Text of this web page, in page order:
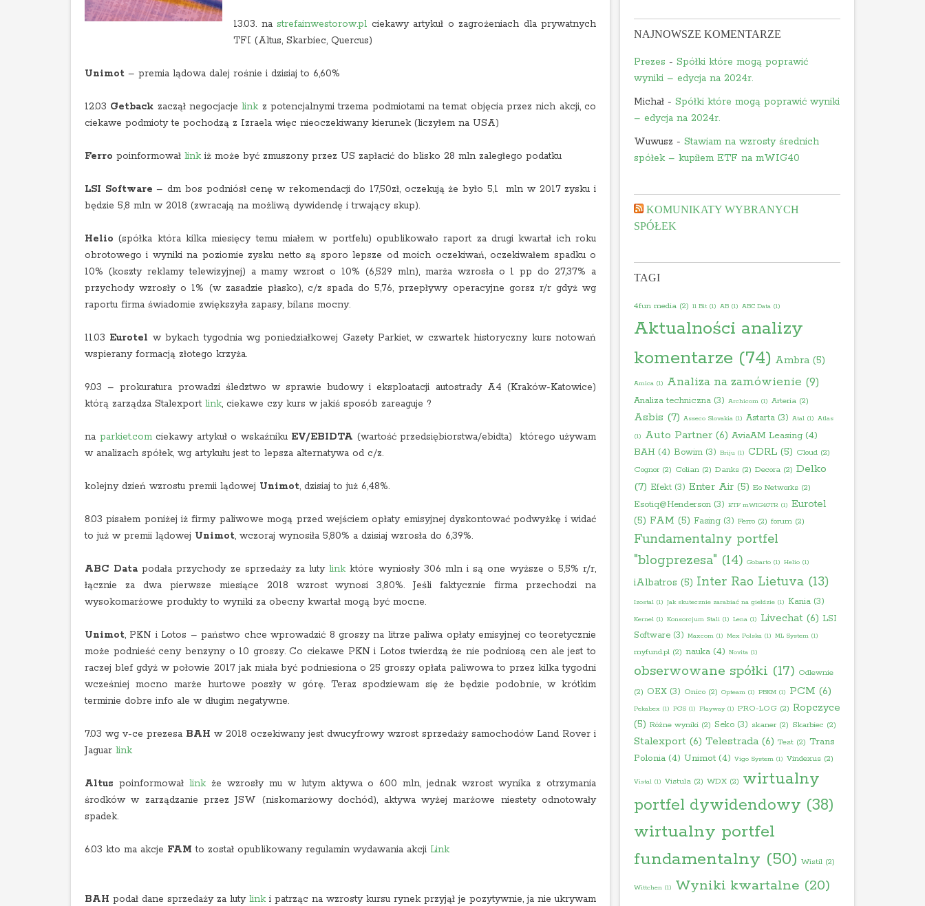
13.03. na strefainwestorow.pl ciekawy artykuł o zagrożeniach dla prywatnych
TFI (Altus, Skarbiec, Quercus)
Unimot – premia lądowa dalej rośnie i dzisiaj to 6,60%
12.03 Getback zaczął negocjacjelinkz potencjalnymi trzema podmiotami na temat objęcia przez nich akcji, co
ciekawe podmioty te pochodzą z Izraela więc nieoczekiwany kierunek (liczyłem na USA)
Ferro poinformował linkiż może być zmuszony przez US zapłacić do blisko 28 mln zaległego podatku
LSI Software– dm bos podniósł cenę w rekomendacji do 17,50zł, oczekują że było 5,1 mln w 2017 zysku i
będzie 5,8 mln w 2018 (zwracają na możliwą dywidendę i trwający skup).
Helio(spółka która kilka miesięcy temu miałem w portfelu) opublikowało raport za drugi kwartał ich roku
obrotowego i wyniki na poziomie zysku netto są sporo lepsze od moich oczekiwań, oczekiwałem spadku o
10% (koszty reklamy telewizyjnej) a mamy wzrost o 10% (6,529 mln), marża wzrosła o 1 pp do 27,37% a
przychody wzrosły o 1% (w zasadzie płasko), c/z spada do 5,76, przepływy operacyjne gorsz r/r gdyż wg
raportu firma świadomie zwiększyła zapasy, bilans mocny.
11.03 Eurotel w bykach tygodnia wg poniedziałkowej Gazety Parkiet, w czwartek historyczny kurs notowań
wspierany formacją złotego krzyża.
9.03 – prokuratura prowadzi śledztwo w sprawie budowy i eksploatacji autostrady A4 (Kraków-Katowice)
którą zarządza Stalexport link, ciekawe czy kurs w jakiś sposób zareaguje ?
na parkiet.comciekawy artykuł o wskaźniku EV/EBIDTA (wartość przedsiębiorstwa/ebidta) którego używam
w analizach spółek, wg artykułu jest to lepsza alternatywa od c/z.
kolejny dzień wzrostu premii lądowej Unimot, dzisiaj to już 6,48%.
8.03 pisałem poniżej iż firmy paliwowe mogą przed wejściem opłaty emisyjnej dyskontować podwyżkę i widać
to już w premii lądowej Unimot, wczoraj wynosiła 5,80% a dzisiaj wzrosła do 6,39%.
ABC Datapodała przychody ze sprzedaży za lutylinkktóre wyniosły 306 mln i są one wyższe o 5,5% r/r,
łącznie za dwa pierwsze miesiące 2018 wzrost wynosi 3,80%. Jeśli faktycznie firma przechodzi na
wysokomarżowe produkty to wyniki za obecny kwartał mogą być mocne.
Unimot, PKN i Lotos – państwo chce wprowadzić 8 groszy na litrze paliwa opłaty emisyjnej co teoretycznie
może podnieść ceny benzyny o 10 groszy. Co ciekawe PKN i Lotos twierdzą że nie podniosą cen ale jest to
raczej blef gdyż w połowie 2017 jak miała być podniesiona o 25 groszy opłata paliwowa to przez kilka tygodni
wcześniej mocno marże hurtowe poszły w górę. Teraz spodziewam się że będzie podobnie, w krótkim
terminie dobre info ale w długim negatywne.
7.03 wg v-ce prezesa BAH w 2018 oczekiwany jest dwucyfrowy wzrost sprzedaży samochodów Land Rover i
Jaguar link
Altus poinformował linkże wzrosły mu w lutym aktywa o 600 mln, jednak wzrost wynika z otrzymania
środków w zarządzanie przez JSW (niskomarżowy dochód), aktywa wyżej marżowe niestety odnotowały
spadek.
6.03 kto ma akcje FAMto został opublikowany regulamin wydawania akcji Link
BAH podał dane sprzedaży za luty linki patrząc na wzrosty kursu rynek przyjął je pozytywnie, ja nie ukrywam
NAJNOWSZE KOMENTARZE
Prezes - Spółki które mogą poprawić
wyniki – edycja na 2024r.
Michał - Spółki które mogą poprawić wyniki
– edycja na 2024r.
Wuwusz - Stawiam na wzrosty średnich
spółek – kupiłem ETF na mWIG40
KOMUNIKATY WYBRANYCH
SPÓŁEK
TAGI
4fun media (2) 11 Bit(1) AB (1) ABC Data (1)
Aktualności analizy
komentarze (74) Ambra (5)
Amica (1) Analiza na zamówienie (9)
Analiza techniczna (3) Archicom (1) Arteria (2)
Asbis (7) Asseco Slovakia (1) Astarta (3) Atal (1) Atlas
(1) Auto Partner (6) AviaAM Leasing (4)
BAH (4) Bowim (3) Briju (1) CDRL (5) Cloud (2)
Cognor (2) Colian (2) Danks (2) Decora (2) Delko
(7) Efekt (3) Enter Air (5) Eo Networks (2)
Esotiq@Henderson (3) ETF mWIG40TR (1) Eurotel
(5) FAM (5) Fasing (3) Ferro (2) forum (2)
Fundamentalny portfel
"blogprezesa" (14) Gobarto (1) Helio (1)
iAlbatros (5) Inter Rao Lietuva (13)
Izostal (1) Jak skutecznie zarabiać na giełdzie (1) Kania (3)
Kernel (1) Konsorcjum Stali (1) Lena (1) Livechat (6) LSI
Software (3) Maxcom (1) Mex Polska (1) ML System (1)
myfund.pl (2) nauka (4) Novita (1)
obserwowane spółki (17) Odlewnie
(2) OEX (3) Onico (2) Opteam (1) PBKM (1) PCM (6)
Pekabex (1) PGS (1) Playway(1) PRO-LOG (2) Ropczyce
(5) Różne wyniki (2) Seko (3) skaner (2) Skarbiec (2)
Stalexport (6) Telestrada (6) Test (2) Trans
Polonia (4) Unimot (4) Vigo System (1) Vindexus (2)
Vistal (1) Vistula (2) WDX (2) wirtualny
portfel dywidendowy (38)
wirtualny portfel
fundamentalny (50) Wistil (2)
Wittchen (1) Wyniki kwartalne (20)